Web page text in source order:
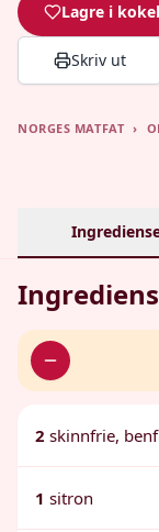
Lagre i
Skriv ut
NORGES MATFAT ›
2 skinnfrie,
1 sitron